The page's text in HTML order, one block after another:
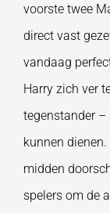
voorste twee
direct vast
vandaag
Harry zich ver
tegenstander –
kunnen
midden
spelers om de